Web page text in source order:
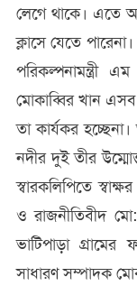
লেগে থাকে। এতে
ক্লাসে যেতে
পরিকল্পনামন্ত্রী
মোকাব্বির খান
তা কার্যকর
নদীর দুই তীর
স্বারকলিপিতে
ও রাজনীতিবীদ
ভাটিপাড়া
সাধারণ সম্পাদক